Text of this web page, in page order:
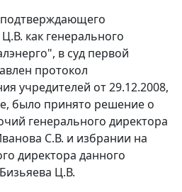
подтверждающего
как генерального
в суд первой
протокол
учредителей от 29.12.2008,
было принято решение о
генерального директора
С.В. и избрании на
директора данного
Ц.В.